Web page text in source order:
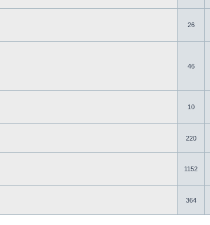
26
46
10
220
1152
364